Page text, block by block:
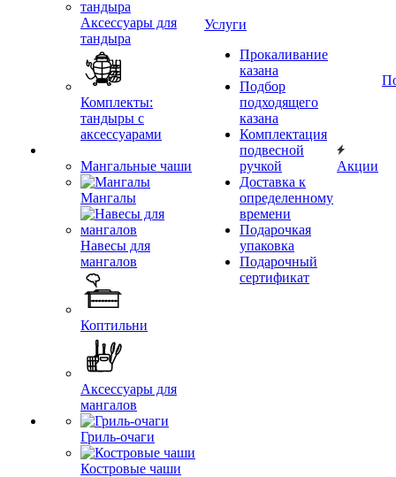
Аксессуары для
тандыра
Комплекты:
тандыры с
аксессуарами
Мангальные чаши
Мангалы
Навесы для
мангалов
Коптильни
Аксессуары для
мангалов
Гриль-очаги
Костровые чаши
Услуги
Прокаливание
казана
Подбор
подходящего
казана
Комплектация
подвесной
ручкой
Доставка к
определенному
времени
Подарочкая
упаковка
Подарочный
сертификат
Акции